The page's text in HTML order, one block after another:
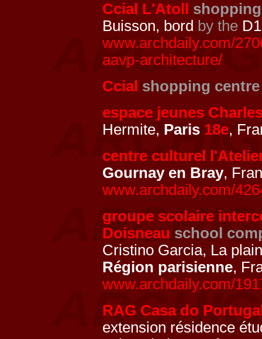
Ccial L'Atoll
Buisson, bord by the
www.archdaily.com/
aavp-architecture/
Ccial shopping centre
espace jeunes
Hermite, Paris 18e,
centre culturel
Gournay en Bray,
www.archdaily.com/
groupe scolaire
Doisneau school
Cristino Garcia, La
Région parisienne,
www.archdaily.com/
RAG Casa do
extension résidence